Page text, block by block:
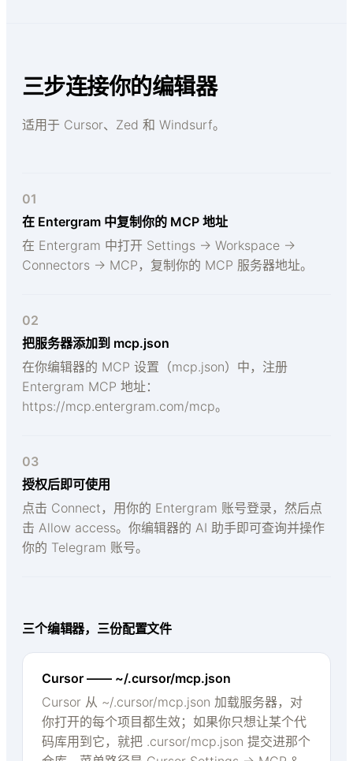
三步连接你的编辑器
适用于 Cursor、Zed 和 Windsurf。
01
在 Entergram 中复制你的 MCP 地址
在 Entergram 中打开 Settings → Workspace →
Connectors → MCP，复制你的 MCP 服务器地址。
02
把服务器添加到 mcp.json
在你编辑器的 MCP 设置（mcp.json）中，注册
Entergram MCP 地址：
https://mcp.entergram.com/mcp。
03
授权后即可使用
点击 Connect，用你的 Entergram 账号登录，然后点
击 Allow access。你编辑器的 AI 助手即可查询并操作
你的 Telegram 账号。
三个编辑器，三份配置文件
Cursor —— ~/.cursor/mcp.json
Cursor 从 ~/.cursor/mcp.json 加载服务器，对
你打开的每个项目都生效；如果你只想让某个代
码库用到它，就把 .cursor/mcp.json 提交进那个